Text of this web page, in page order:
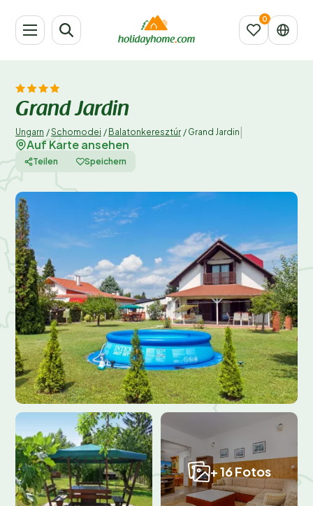
Grand Jardin
Ungarn /Schomodei / Balatonkeresztúr / Grand Jardin
Auf Karte ansehen
Teilen Speichern
+ 16 Fotos